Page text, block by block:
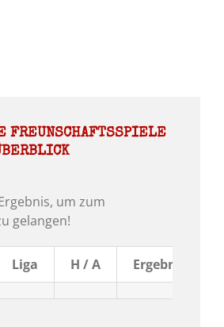
FREUNSCHAFTSSPIELE
um zum
gelangen!
Liga H / A Ergebnis